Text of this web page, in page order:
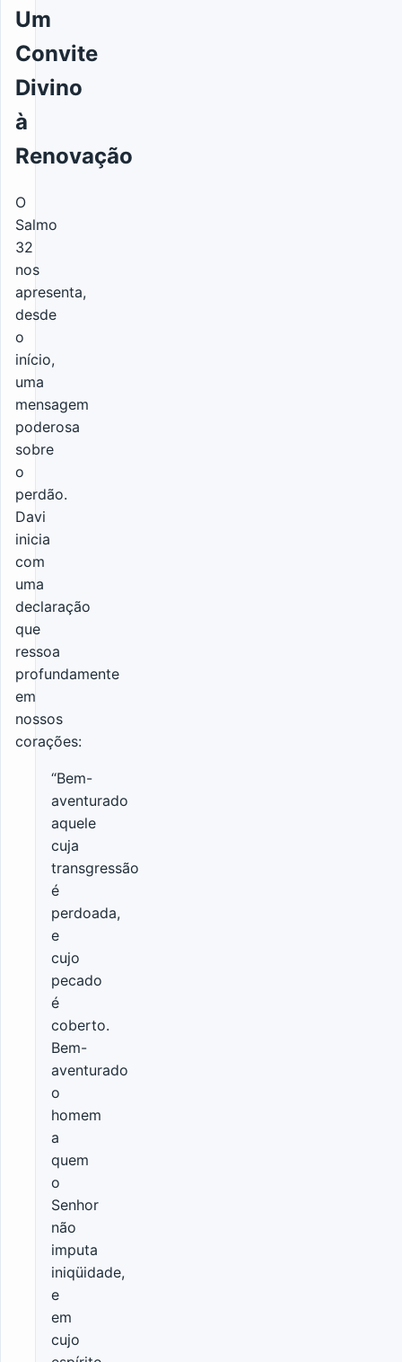
Um
Convite
Divino
à
Renovação
O
Salmo
32
nos
apresenta,
desde
o
início,
uma
mensagem
poderosa
sobre
o
perdão.
Davi
inicia
com
uma
declaração
que
ressoa
profundamente
em
nossos
corações:
“Bem-
aventurado
aquele
cuja
transgressão
é
perdoada,
e
cujo
pecado
é
coberto.
Bem-
aventurado
o
homem
a
quem
o
Senhor
não
imputa
iniqüidade,
e
em
cujo